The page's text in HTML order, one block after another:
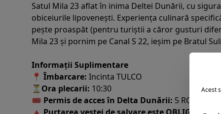
Satul Mila 23 aflat în inima Deltei Dunării, cu
obiceiurile lipovenești. Experiența culinară
pește proaspăt (pentru turiștii a căror gusturi
Mila 23 și pornim pe Canal S 22, ieșim pe Bratul
Informații Suplimentare
📍 Îmbarcare: Incinta TULCO
⏳ Ora plecarii: 10:30
🎟 Permis de acces în Delta Dunării: 5 RON/
Acest